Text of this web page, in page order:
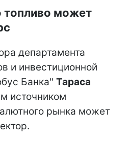
может
департамента
и инвестиционной
Банка'' Тараса
источником
рынка может